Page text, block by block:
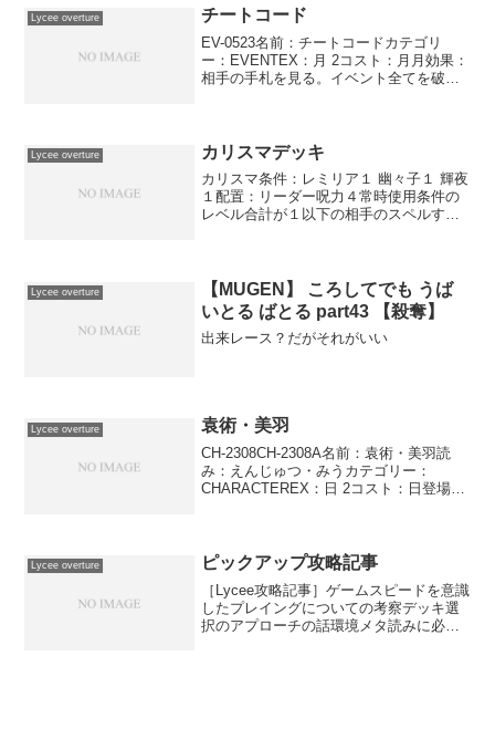
として運用できるので、手札の枚数が重
要となる雪や月...
Lycee overture チートコード
EV-0523名前：チートコードカテゴリ
ー：EVENTEX：月 2コスト：月月効果：
相手の手札を見る。イベント全てを破棄
Lycee overture カリスマデッキ
カリスマ条件：レミリア１ 幽々子１ 輝夜
１配置：リーダー呪力４常時使用条件の
レベル合計が１以下の相手のスペルすべ
「まぁいいわ。...
Lycee overture
【MUGEN】 ころしてでも うば
いとる ばとる part43 【殺奪】
出来レース？だがそれがいい
Lycee overture 袁術・美羽
CH-2308CH-2308A名前：袁術・美羽読
み：えんじゅつ・みうカテゴリー：
CHARACTEREX：日 2コスト：日登場位
Lycee overture ピックアップ攻略記事
［Lycee攻略記事］ゲームスピードを意識
したプレイングについての考察デッキ選
択のアプローチの話環境メタ読みに必要